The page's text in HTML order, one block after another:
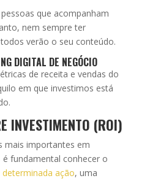
que acompanham
nem sempre ter
verão o seu conteúdo.
DIGITAL DE NEGÓCIO
de receita e vendas do
em que investimos está
INVESTIMENTO (ROI)
mais importantes em
é fundamental conhecer o
ação, uma